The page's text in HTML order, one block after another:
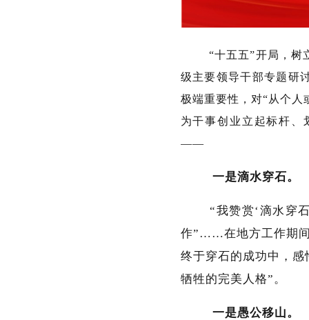
“十五五”开局，树
级主要领导干部专题研
极端重要性，对“从个人
为干事创业立起标杆、
——
一是滴水穿石。
“我赞赏‘滴水穿石’
作”……在地方工作期间
终于穿石的成功中，
牺牲的完美人格”。
一是愚公移山。